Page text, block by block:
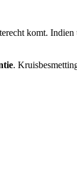
komt.
.